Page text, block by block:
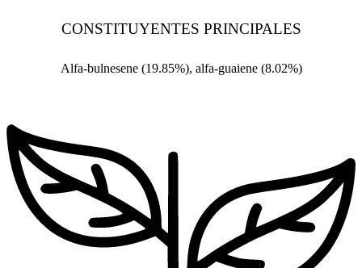
CONSTITUYENTES PRINCIPALES
Alfa-bulnesene (19.85%), alfa-guaiene (8.02%)